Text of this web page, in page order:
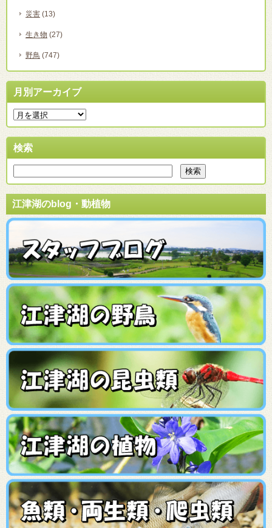
災害 (13)
生き物 (27)
野鳥 (747)
月別アーカイブ
検索
江津湖のblog・動植物